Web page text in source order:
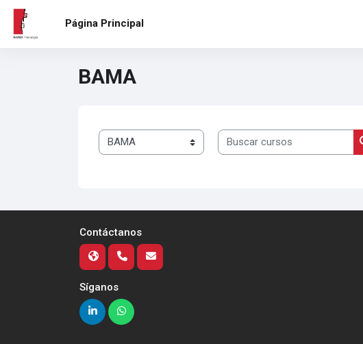
Salta al contenido principal
Página Principal
BAMA
Categorías
Buscar cursos
Contáctanos
Síganos